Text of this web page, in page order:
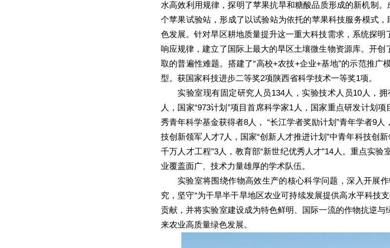
水高效利用规律，探明了苹果抗旱和糖酸品质形成的新机制
个苹果试验站，形成了以试验站为依托的苹果科技服务模式
色发展。针对旱区耕地质量提升这一重大科技需求，系统探
响应规律，建立了国际上最大的旱区土壤微生物资源库。开
取的普遍性难题。搭建了“高校+农技+企业+基地”的示范推
型。获国家科技进步二等奖2项陕西省科学技术一等奖1项。
实验室现有固定研究人员134人，实验技术人员10人，
人，国家“973计划”项目首席科学家1人，国家重点研发计划
秀青年科学基金获得者8人， “长江学者奖励计划”青年学者9
技创新领军人才7人，国家“创新人才推进计划”中青年科技创
千万人才工程”3人，教育部“新世纪优秀人才”14人。重点实
业覆盖面广、技术力量雄厚的学术队伍。
实验室将围绕作物高效生产的核心科学问题，深入开展
究，坚守“为干旱半干旱地区农业可持续发展提供高水平科技
贡献，并将实验室建设成为特色鲜明、国际一流的作物抗逆
来农业高质量绿色发展。